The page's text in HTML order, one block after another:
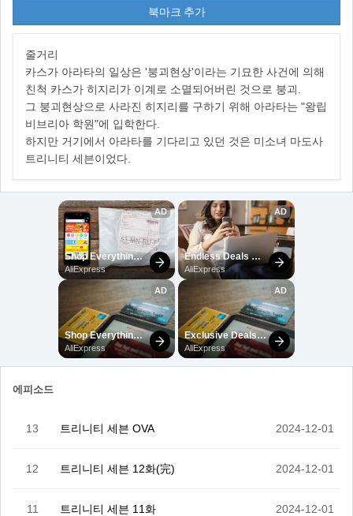
북마크 추가
줄거리
카스가 아라타의 일상은 '붕괴현상'이라는 기묘한 사건에 의해
친척 카스가 히지리가 이계로 소멸되어버린 것으로 붕괴.
그 붕괴현상으로 사라진 히지리를 구하기 위해 아라타는 "왕립
비브리아 학원"에 입학한다.
하지만 거기에서 아라타를 기다리고 있던 것은 미소녀 마도사
트리니티 세븐이었다.
에피소드
13 트리니티 세븐 OVA 2024-12-01
12 트리니티 세븐 12화(完) 2024-12-01
11 트리니티 세븐 11화 2024-12-01